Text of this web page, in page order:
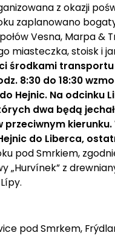
z okazji
zaplanowano
Vesna, Marpa &
miasteczka, stoisk i
środkami
8:30 do 18:30
Hejnic. Na odcinku
dwa będą
przeciwnym
do Liberca,
pod Smrkiem,
„Hurvínek” z
pod Smrkem,